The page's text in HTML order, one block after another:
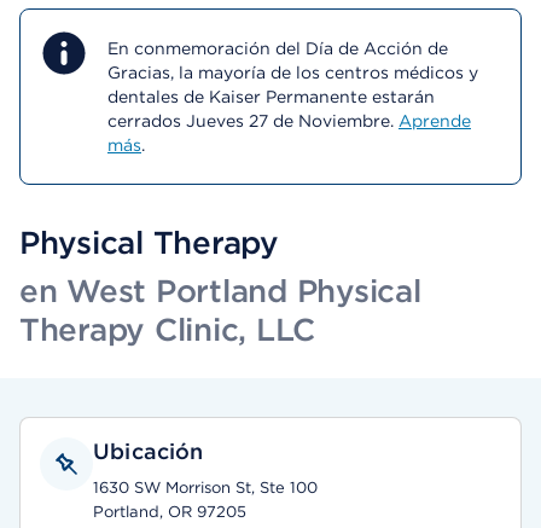
En conmemoración del Día de Acción de
Gracias, la mayoría de los centros médicos y
dentales de Kaiser Permanente estarán
cerrados Jueves 27 de Noviembre. Aprende
más.
Physical Therapy
en West Portland Physical
Therapy Clinic, LLC
Ubicación
1630 SW Morrison St, Ste 100
Portland, OR 97205